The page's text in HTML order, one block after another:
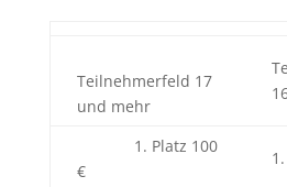
Teilnehmerfeld 17
und mehr
1. Platz 100
€